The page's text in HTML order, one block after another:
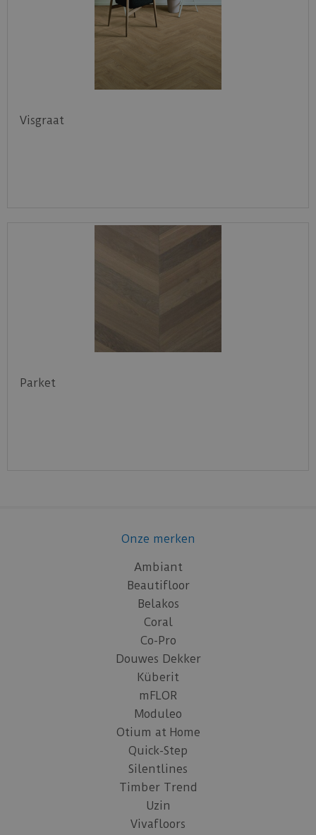
Visgraat
Parket
Onze merken
Ambiant
Beautifloor
Belakos
Coral
Co-Pro
Douwes Dekker
Küberit
mFLOR
Moduleo
Otium at Home
Quick-Step
Silentlines
Timber Trend
Uzin
Vivafloors